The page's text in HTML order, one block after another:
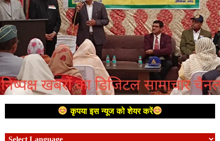
कृपया इस न्यूज को शेयर करें